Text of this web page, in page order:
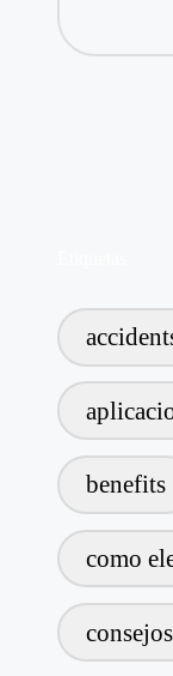
benefits
como
consejos